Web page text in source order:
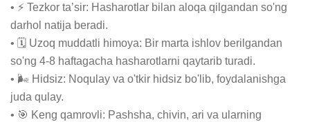
• ⚡ Tezkor ta’sir: Hasharotlar bilan aloqa qilgandan so'ng
darhol natija beradi.
• 🗓 Uzoq muddatli himoya: Bir marta ishlov berilgandan
so'ng 4-8 haftagacha hasharotlarni qaytarib turadi.
• 🌬 Hidsiz: Noqulay va o'tkir hidsiz bo'lib, foydalanishga
juda qulay.
• 🎯 Keng qamrovli: Pashsha, chivin, ari va ularning